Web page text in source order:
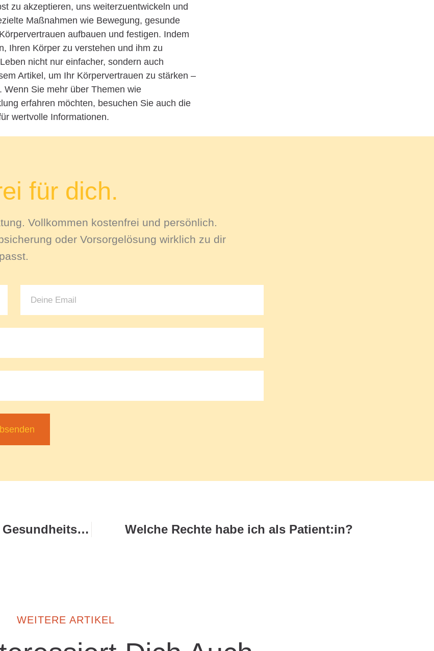
zu akzeptieren, uns weiterzuentwickeln und
Maßnahmen wie Bewegung, gesunde
aufbauen und festigen. Indem
Ihren Körper zu verstehen und ihm zu
nicht nur einfacher, sondern auch
Artikel, um Ihr Körpervertrauen zu stärken –
Sie mehr über Themen wie
erfahren möchten, besuchen Sie auch die
wertvolle Informationen.
für dich.
Vollkommen kostenfrei und persönlich.
oder Vorsorgelösung wirklich zu dir
passt.
Wie funktioniert Führung mit Gesundheitsfokus? Welche Rechte habe ich als Patient:in?
WEITERE ARTIKEL